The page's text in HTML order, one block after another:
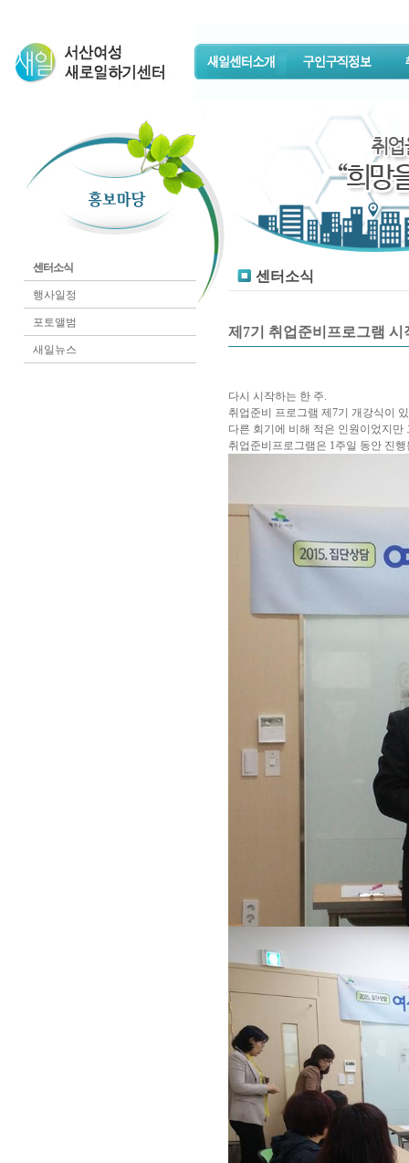
센터소식
행사일정
포토앨범
새일뉴스
센터소식
제7기 취업준비프로그램 시
다시 시작하는 한 주.
취업준비 프로그램 제7기 개강식이
다른 회기에 비해 적은 인원이었지
취업준비프로그램은 1주일 동안 진